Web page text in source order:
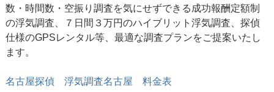
数・時間数・空振り調査を気にせずできる成功報酬定額制
の浮気調査、７日間３万円のハイブリット浮気調査、探偵
仕様のGPSレンタル等、最適な調査プランをご提案いたし
ます。
名古屋探偵 浮気調査名古屋 料金表